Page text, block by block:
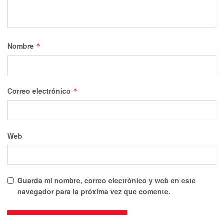
Nombre *
Correo electrónico *
Web
Guarda mi nombre, correo electrónico y web en este
navegador para la próxima vez que comente.